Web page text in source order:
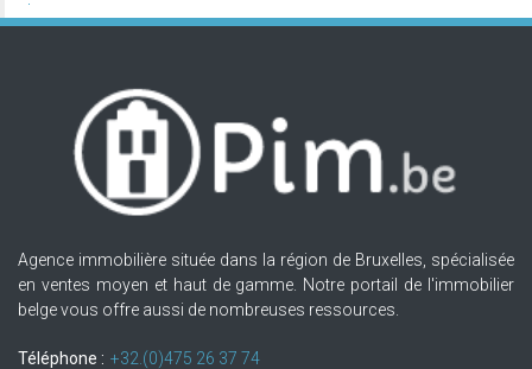
Agence immobilière située dans la région de Bruxelles, spécialisée
en ventes moyen et haut de gamme. Notre portail de l'immobilier
belge vous offre aussi de nombreuses ressources.
Téléphone : +32.(0)475 26 37 74